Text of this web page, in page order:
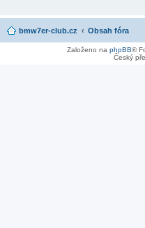
bmw7er-club.cz Obsah fóra
Založeno na phpBB®
Český